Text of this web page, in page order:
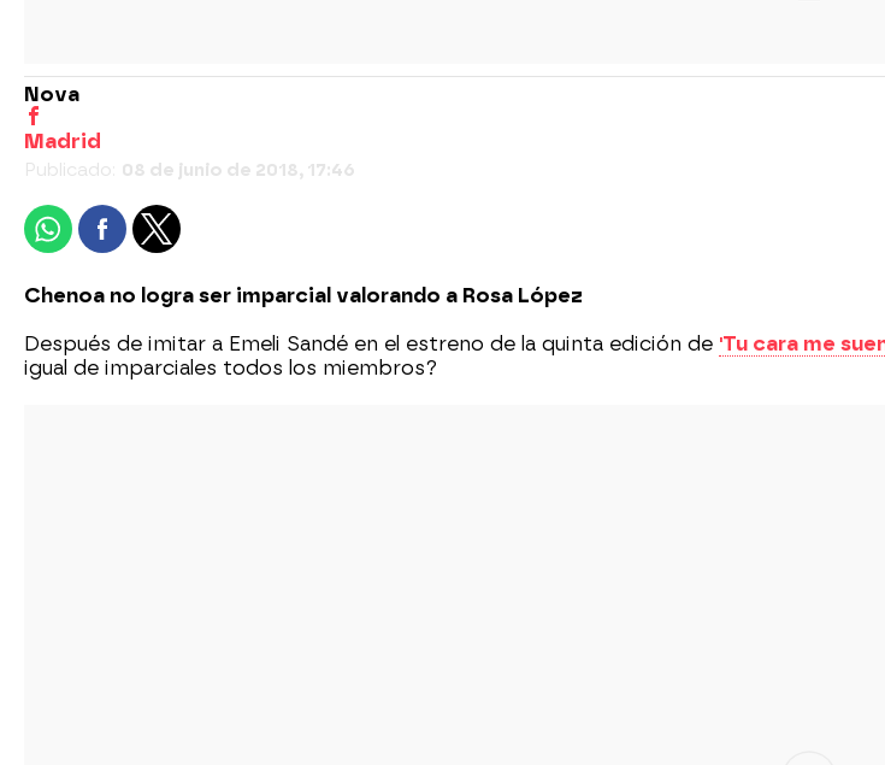
Nova
Madrid
Publicado: 08 de junio de 2018, 17:46
Chenoa no logra ser imparcial valorando a Rosa López
Después de imitar a Emeli Sandé en el estreno de la quinta edición de 'Tu cara me
igual de imparciales todos los miembros?